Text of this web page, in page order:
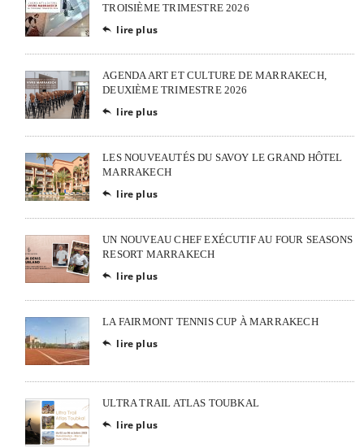
TROISIÈME TRIMESTRE 2026
 lire plus
AGENDA ART ET CULTURE DE MARRAKECH,
DEUXIÈME TRIMESTRE 2026
 lire plus
LES NOUVEAUTÉS DU SAVOY LE GRAND HÔTEL
MARRAKECH
 lire plus
UN NOUVEAU CHEF EXÉCUTIF AU FOUR SEASONS
RESORT MARRAKECH
 lire plus
LA FAIRMONT TENNIS CUP À MARRAKECH
 lire plus
ULTRA TRAIL ATLAS TOUBKAL
 lire plus